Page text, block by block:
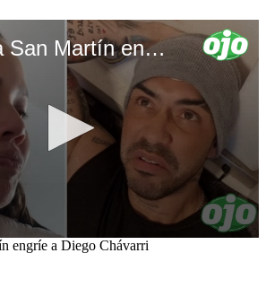
Ojo- Andrea San Martín engríe a Diego Chávarri
engríe a Diego Chávarri